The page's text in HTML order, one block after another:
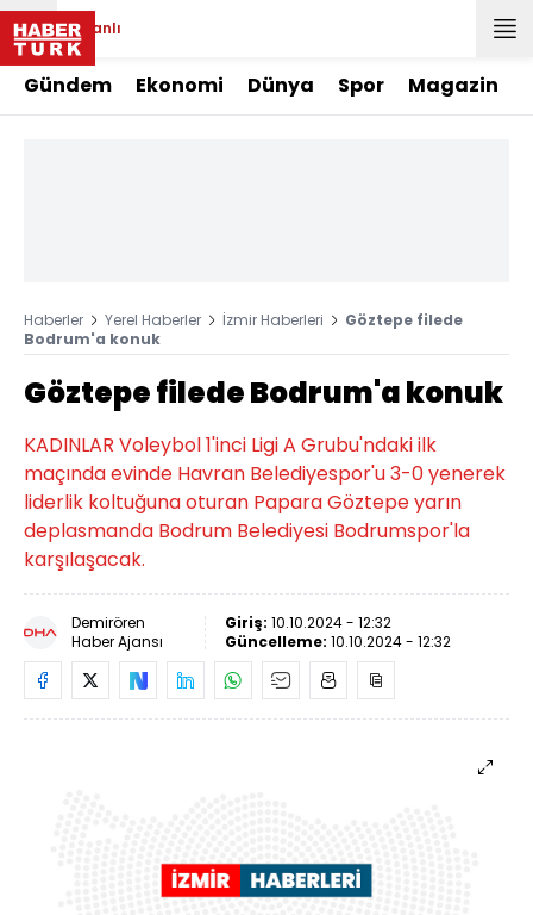
Canlı
Gündem Ekonomi Dünya Spor Magazin
Haberler Yerel Haberler İzmir Haberleri
Göztepe filede
Bodrum'a konuk
Göztepe filede Bodrum'a konuk
KADINLAR Voleybol 1'inci Ligi A Grubu'ndaki ilk
maçında evinde Havran Belediyespor'u 3-0 yenerek
liderlik koltuğuna oturan Papara Göztepe yarın
deplasmanda Bodrum Belediyesi Bodrumspor'la
karşılaşacak.
Demirören
Haber Ajansı
Giriş: 10.10.2024 - 12:32
Güncelleme: 10.10.2024 - 12:32